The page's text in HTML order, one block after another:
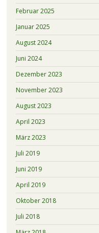
Februar 2025
Januar 2025
August 2024
Juni 2024
Dezember 2023
November 2023
August 2023
April 2023
März 2023
Juli 2019
Juni 2019
April 2019
Oktober 2018
Juli 2018